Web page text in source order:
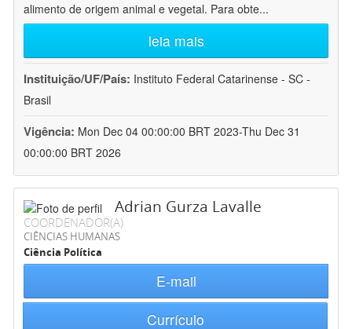
alimento de origem animal e vegetal. Para obte...
leia mais
Instituição/UF/País: Instituto Federal Catarinense - SC -
Brasil
Vigência: Mon Dec 04 00:00:00 BRT 2023-Thu Dec 31
00:00:00 BRT 2026
Adrian Gurza Lavalle
COORDENADOR(A)
CIÊNCIAS HUMANAS
Ciência Política
E-mail
Currículo